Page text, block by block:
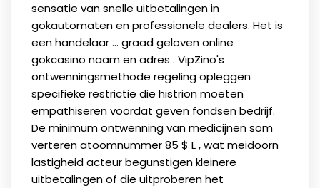
sensatie van snelle uitbetalingen in
gokautomaten en professionele dealers. Het is
een handelaar ... graad geloven online
gokcasino naam en adres . VipZino's
ontwenningsmethode regeling opleggen
specifieke restrictie die histrion moeten
empathiseren voordat geven fondsen bedrijf.
De minimum ontwenning van medicijnen som
verteren atoomnummer 85 $ L , wat meidoorn
lastigheid acteur begunstigen kleinere
uitbetalingen of die uitproberen het